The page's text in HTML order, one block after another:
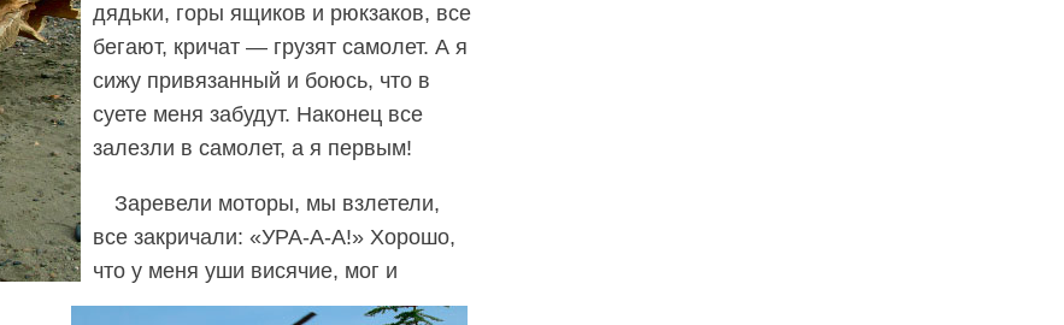
дядьки, горы ящиков и рюкзаков, все
бегают, кричат — грузят самолет. А я
сижу привязанный и боюсь, что в
суете меня забудут. Наконец все
залезли в самолет, а я первым!
Заревели моторы, мы взлетели,
все закричали: «УРА-А-А!» Хорошо,
что у меня уши висячие, мог и